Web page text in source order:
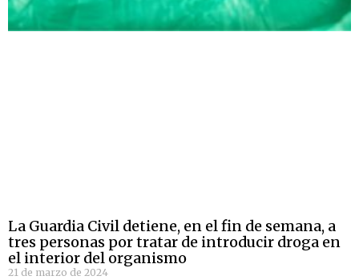
La Guardia Civil detiene, en el fin de semana, a
tres personas por tratar de introducir droga en
el interior del organismo
21 de marzo de 2024